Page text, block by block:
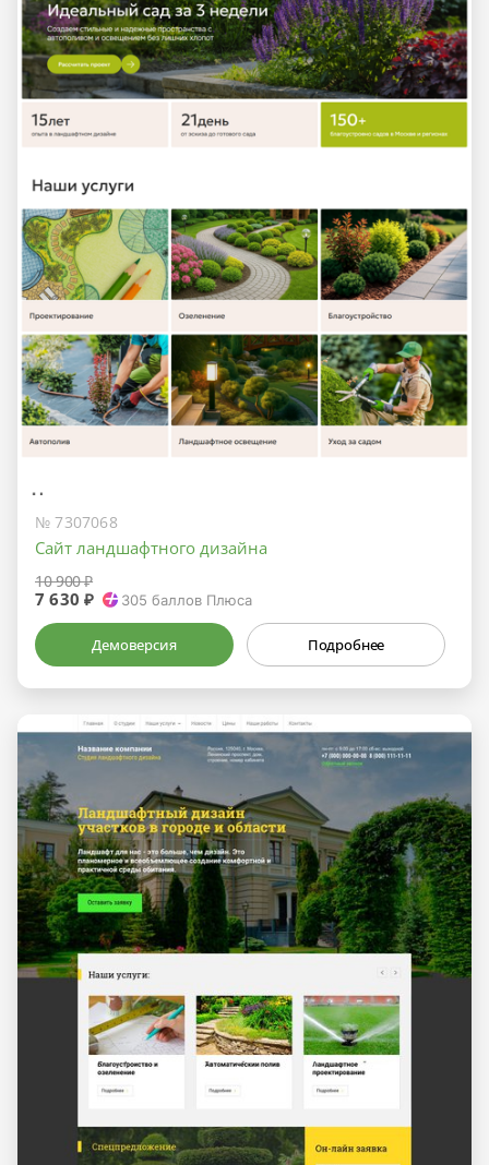
№ 7307068
Сайт ландшафтного дизайна
10 900 ₽
7 630 ₽ 305 баллов Плюса
Демоверсия Подробнее